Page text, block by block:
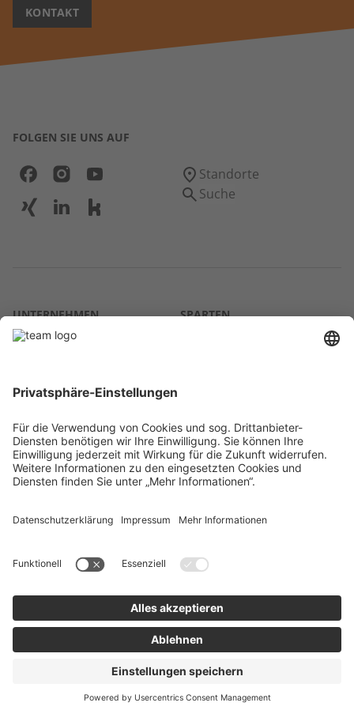
KONTAKT
FOLGEN SIE UNS AUF
Standorte
Suche
UNTERNEHMEN
Über uns
Karriere
Kontakt
SPARTEN
RECHTLICHES
Lieferkette
Barrierefreiheitserklärung
Code of Conduct